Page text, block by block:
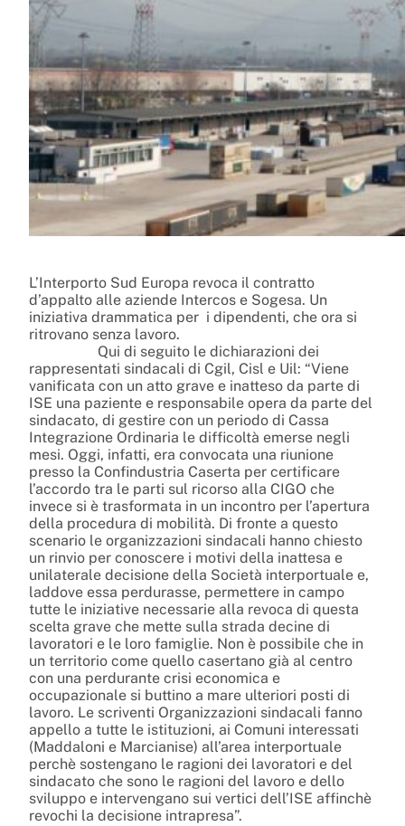
L’Interporto Sud Europa revoca il contratto
d’appalto alle aziende Intercos e Sogesa. Un
iniziativa drammatica per i dipendenti, che ora si
ritrovano senza lavoro.
Qui di seguito le dichiarazioni dei
rappresentati sindacali di Cgil, Cisl e Uil: “Viene
vanificata con un atto grave e inatteso da parte di
ISE una paziente e responsabile opera da parte del
sindacato, di gestire con un periodo di Cassa
Integrazione Ordinaria le difficoltà emerse negli
mesi. Oggi, infatti, era convocata una riunione
presso la Confindustria Caserta per certificare
l’accordo tra le parti sul ricorso alla CIGO che
invece si è trasformata in un incontro per l’apertura
della procedura di mobilità. Di fronte a questo
scenario le organizzazioni sindacali hanno chiesto
un rinvio per conoscere i motivi della inattesa e
unilaterale decisione della Società interportuale e,
laddove essa perdurasse, permettere in campo
tutte le iniziative necessarie alla revoca di questa
scelta grave che mette sulla strada decine di
lavoratori e le loro famiglie. Non è possibile che in
un territorio come quello casertano già al centro
con una perdurante crisi economica e
occupazionale si buttino a mare ulteriori posti di
lavoro. Le scriventi Organizzazioni sindacali fanno
appello a tutte le istituzioni, ai Comuni interessati
(Maddaloni e Marcianise) all’area interportuale
perchè sostengano le ragioni dei lavoratori e del
sindacato che sono le ragioni del lavoro e dello
sviluppo e intervengano sui vertici dell’ISE affinchè
revochi la decisione intrapresa”.